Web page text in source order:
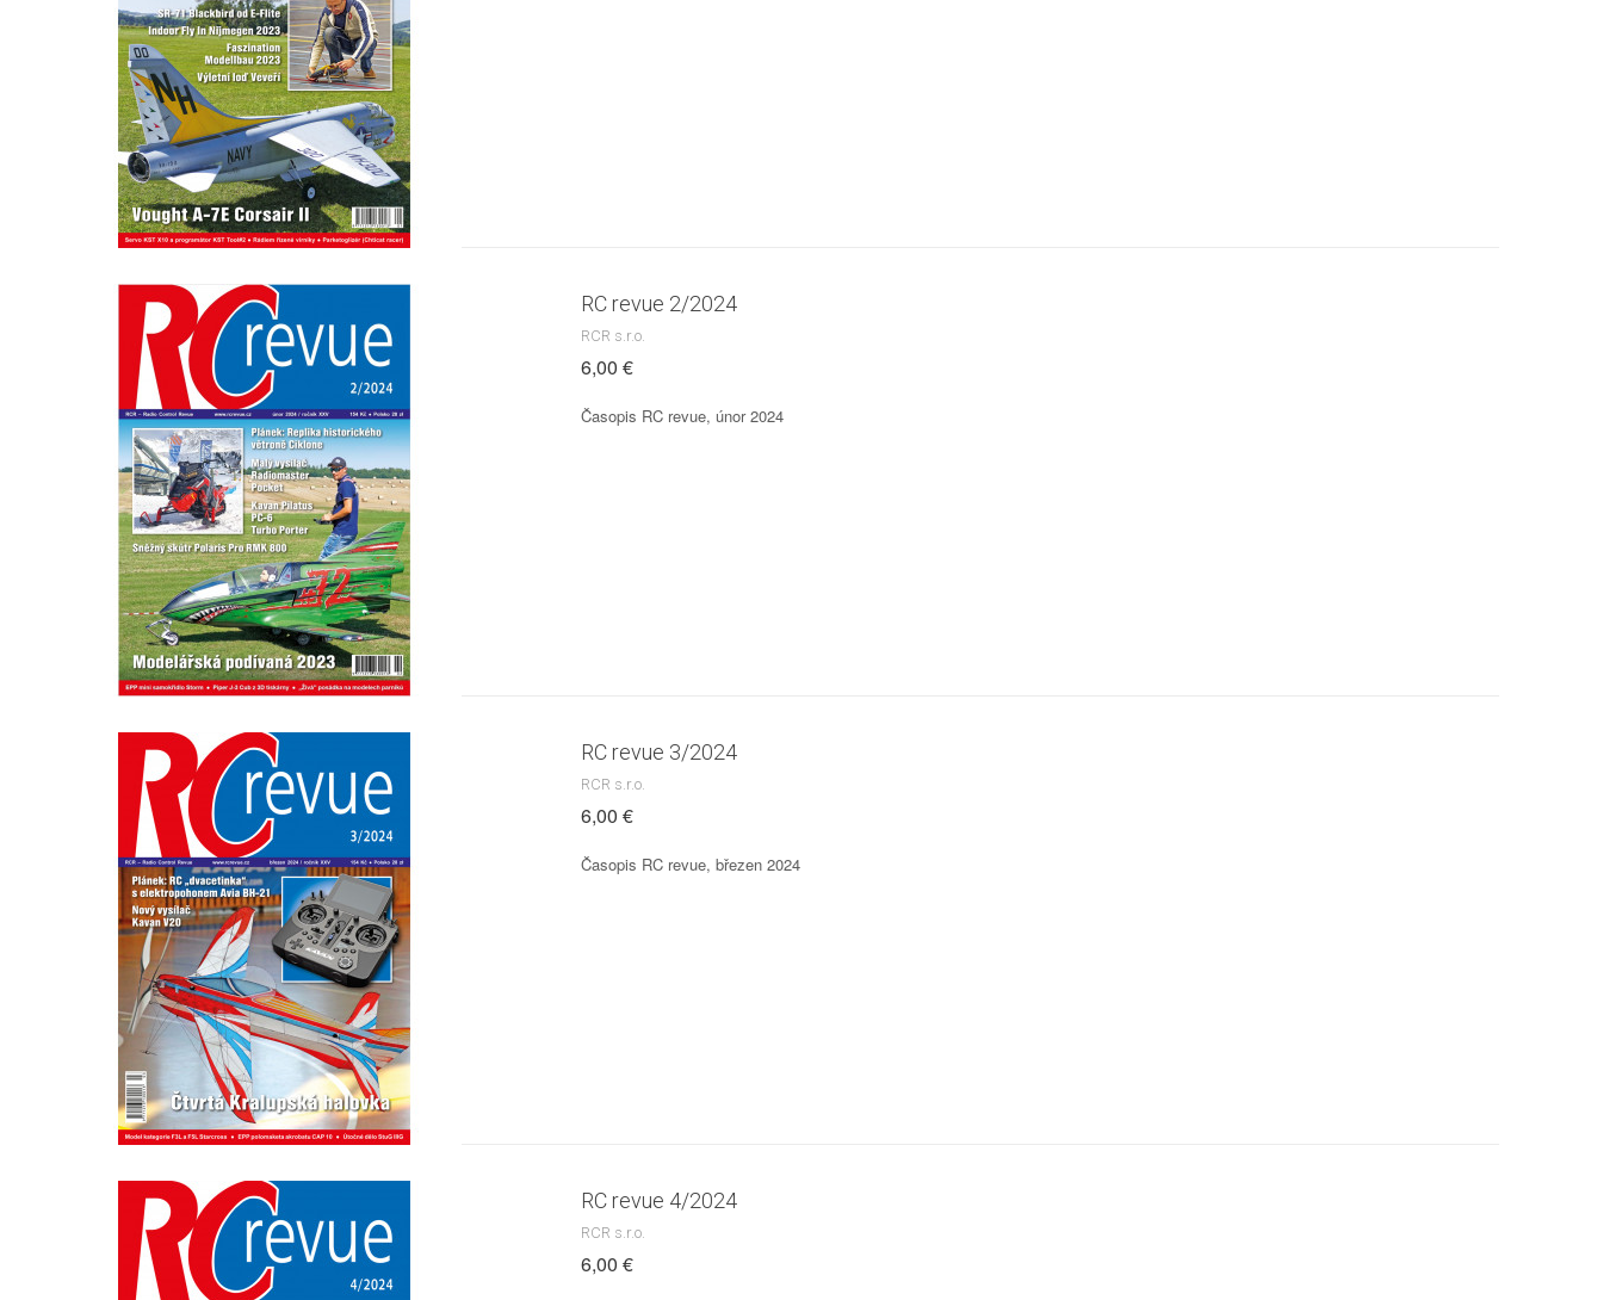
RC revue 2/2024
RCR s.r.o.
6,00 €
Časopis RC revue, únor 2024
RC revue 3/2024
RCR s.r.o.
6,00 €
Časopis RC revue, březen 2024
RC revue 4/2024
RCR s.r.o.
6,00 €